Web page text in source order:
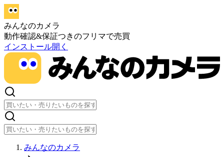
みんなのカメラ
動作確認&保証つきのフリマで売買
インストール開く
みんなのカメラ